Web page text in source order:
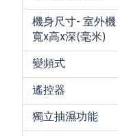
機身尺寸- 室外機
寬x高x深(毫米)
變頻式
遙控器
獨立抽濕功能